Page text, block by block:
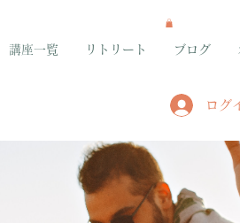
講座一覧 リトリート ブログ
ログ